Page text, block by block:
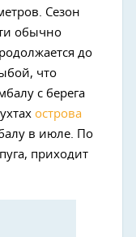
Сезон
обычно
до
что
с берега
острова
в июле. По
приходит